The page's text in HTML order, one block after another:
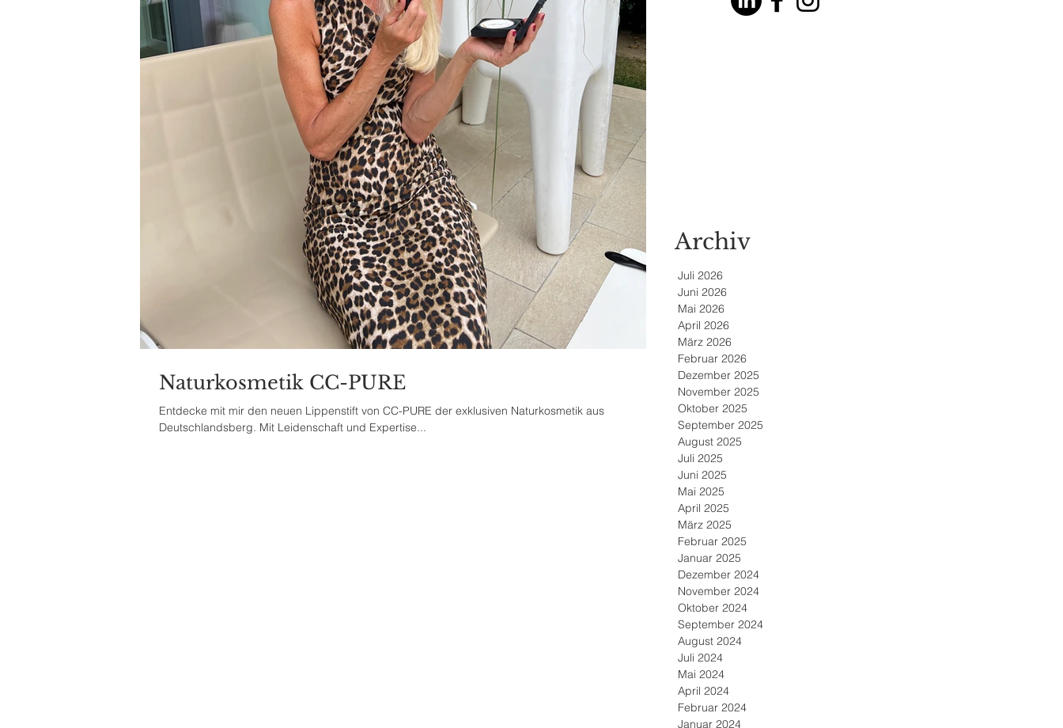
Naturkosmetik CC-PURE
Entdecke mit mir den neuen Lippenstift von CC-PURE der exklusiven Naturkosmetik aus
Deutschlandsberg. Mit Leidenschaft und Expertise...
Archiv
Juli 2026
Juni 2026
Mai 2026
April 2026
März 2026
Februar 2026
Dezember 2025
November 2025
Oktober 2025
September 2025
August 2025
Juli 2025
Juni 2025
Mai 2025
April 2025
März 2025
Februar 2025
Januar 2025
Dezember 2024
November 2024
Oktober 2024
September 2024
August 2024
Juli 2024
Mai 2024
April 2024
Februar 2024
Januar 2024